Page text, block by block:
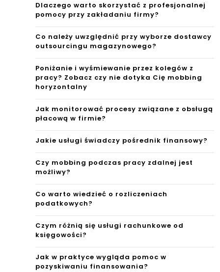
Dlaczego warto skorzystać z profesjonalnej
pomocy przy zakładaniu firmy?
Co należy uwzględnić przy wyborze dostawcy
outsourcingu magazynowego?
Poniżanie i wyśmiewanie przez kolegów z
pracy? Zobacz czy nie dotyka Cię mobbing
horyzontalny
Jak monitorować procesy związane z obsługą
płacową w firmie?
Jakie usługi świadczy pośrednik finansowy?
Czy mobbing podczas pracy zdalnej jest
możliwy?
Co warto wiedzieć o rozliczeniach
podatkowych?
Czym różnią się usługi rachunkowe od
księgowości?
Jak w praktyce wygląda pomoc w
pozyskiwaniu finansowania?